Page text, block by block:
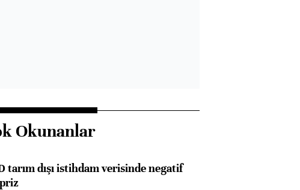
Okunanlar
tarım dışı istihdam verisinde negatif